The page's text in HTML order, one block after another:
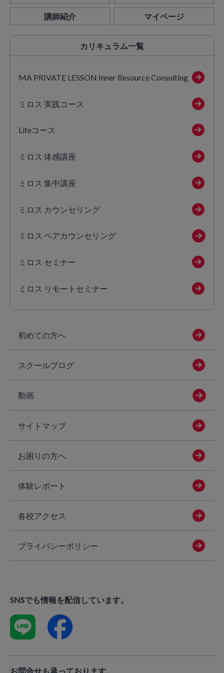
講師紹介 マイページ
カリキュラム一覧
MA PRIVATE LESSON Inner Resource Consulting
ミロス 実践コース
Lifeコース
ミロス 体感講座
ミロス 集中講座
ミロス カウンセリング
ミロス ペアカウンセリング
ミロス セミナー
ミロス リモートセミナー
初めての方へ
スクールブログ
動画
サイトマップ
お困りの方へ
体験レポート
各校アクセス
プライバシーポリシー
SNSでも情報を配信しています。
お問合せも承っております。